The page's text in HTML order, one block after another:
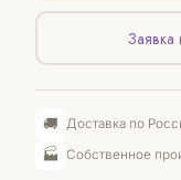
Заявка
🚚 Доставка по
🏭 Собственное